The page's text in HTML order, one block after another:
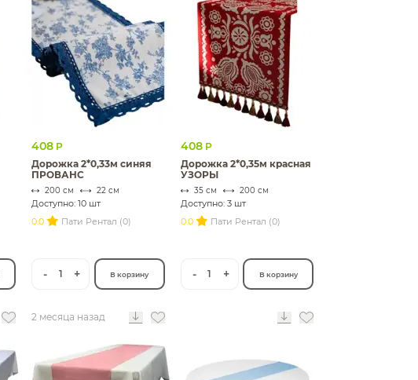
408 Р
Дорожка 2*0,33м синяя
ПРОВАНС
200 см 22 см
Доступно: 10 шт
0.0
Пати Рентал (0)
- 1 + В корзину
408 Р
Дорожка 2*0,35м красная
УЗОРЫ
35 см 200 см
Доступно: 3 шт
0.0
Пати Рентал (0)
- 1 + В корзину
2 месяца назад